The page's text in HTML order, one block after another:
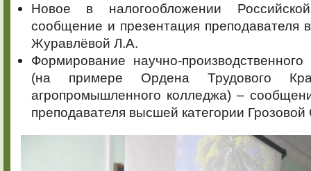
Новое в налогообложении
сообщение и презентация преподавателя
Журавлёвой Л.А.
Формирование научно-
(на примере Ордена Трудового
агропромышленного колледжа) –
преподавателя высшей категории